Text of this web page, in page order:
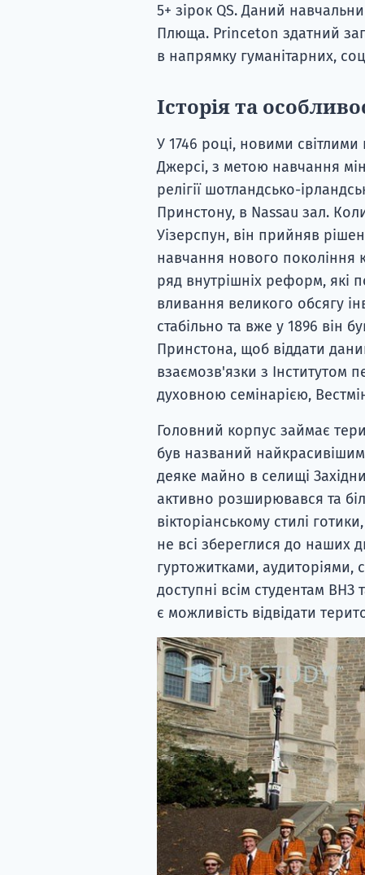
5+ зірок QS. Даний
Плюща. Princeton здатний
в напрямку гуманітарних,
Історія та
У 1746 році, новими
Джерсі, з метою навчання
релігії шотландсько-
Принстону, в Nassau зал.
Уізерспун, він прийняв
навчання нового покоління
ряд внутрішніх реформ, які
вливання великого обсягу
стабільно та вже у 1896 він
Принстона, щоб віддати
взаємозв'язки з Інститутом
духовною семінарією,
Головний корпус займає
був названий
деяке майно в селищі
активно розширювався та
вікторіанському стилі
не всі збереглися до наших
гуртожитками, аудиторіями,
доступні всім студентам
є можливість відвідати